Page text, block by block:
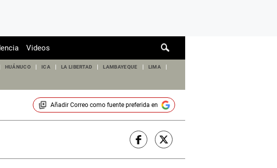
de
Videos
HUÁNUCO ICA LA LIBERTAD LAMBAYEQUE LIMA
Añadir Correocomo fuente preferida en